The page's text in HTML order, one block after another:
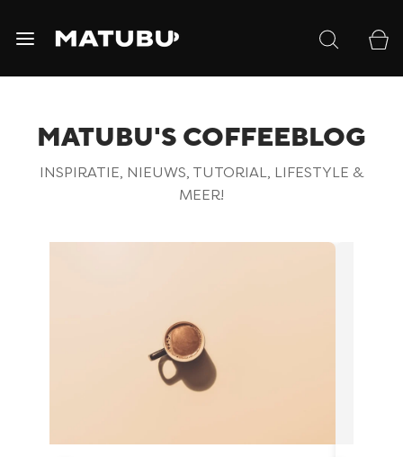
MATUBU'S COFFEEBLOG
INSPIRATIE, NIEUWS, TUTORIAL, LIFESTYLE &
MEER!